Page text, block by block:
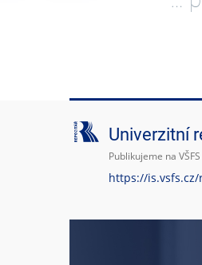
Univerzitní
Publikujeme na VŠFS
https://